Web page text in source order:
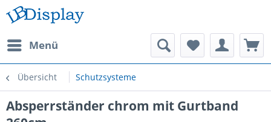
Menü
Übersicht Schutzsysteme
Absperrständer chrom mit Gurtband